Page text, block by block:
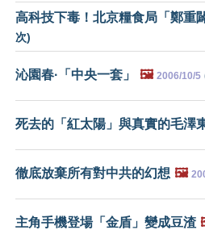
高科技下毒！北京糧食局「鄭重
次)
沁園春·「中央一套」 🖼️ 2006/10/5
死去的「紅太陽」與真實的毛澤
徹底放棄所有對中共的幻想 🖼️
主角手機登場「金盾」變成豆渣